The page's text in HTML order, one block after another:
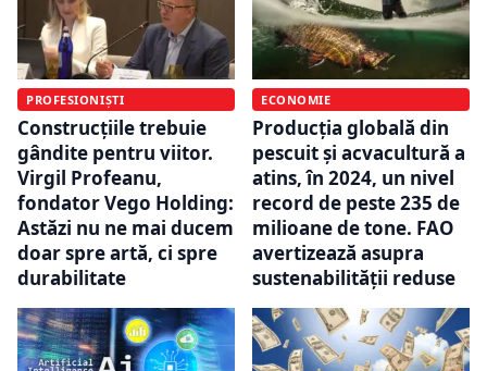
PROFESIONIȘTI
Construcțiile trebuie
gândite pentru viitor.
Virgil Profeanu,
fondator Vego Holding:
Astăzi nu ne mai ducem
doar spre artă, ci spre
durabilitate
ECONOMIE
Producția globală din
pescuit și acvacultură a
atins, în 2024, un nivel
record de peste 235 de
milioane de tone. FAO
avertizează asupra
sustenabilității reduse